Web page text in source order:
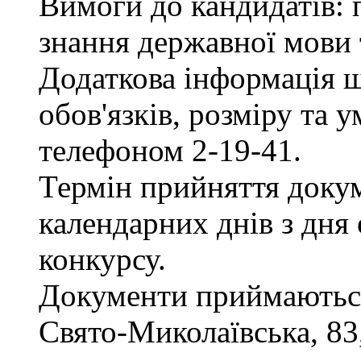
знання державної
Додаткова інформація
обов'язків, розміру та
телефоном 2-19-41.
Термін прийняття
календарних днів з
конкурсу.
Документи
Свято-Миколаївська,